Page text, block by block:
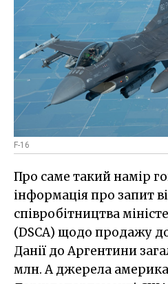
F-16
Про саме такий намір
інформація про запит
співробітництва
(DSCA) щодо продажу
Данії до Аргентини
млн. А джерела